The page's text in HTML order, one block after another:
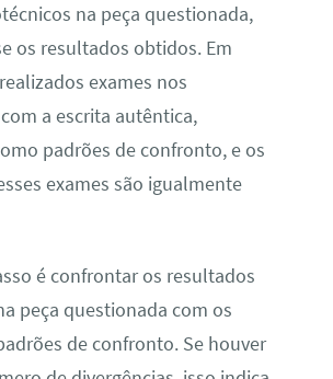
na peça questionada,
os resultados obtidos. Em
exames nos
a escrita autêntica,
padrões de confronto, e os
exames são igualmente
é confrontar os resultados
peça questionada com os
de confronto. Se houver